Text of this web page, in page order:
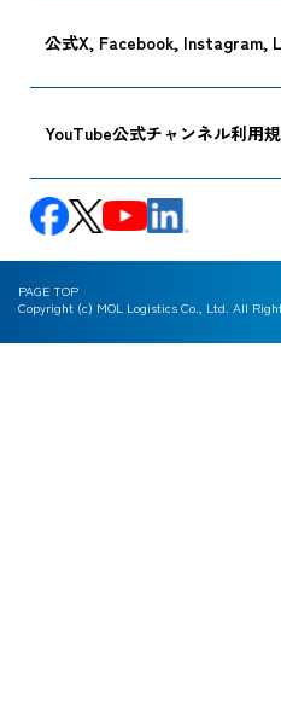
公式X, Facebook, Instagram,
YouTube公式チャンネル利用
Copyright (c) MOL Logistics Co., Ltd. All
PAGE TOP